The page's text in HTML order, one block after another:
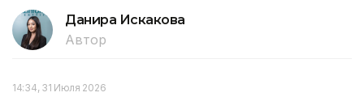
Данира Искакова
Автор
14:34, 31 Июля 2026